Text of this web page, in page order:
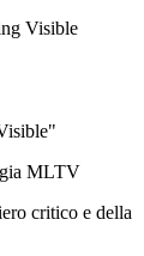
Visible
MLTV
critico e della